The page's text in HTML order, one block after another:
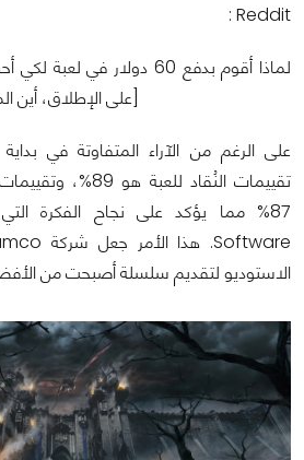
Reddit :
على الرغم من الآراء المتفاوتة في
تقييمات النُقاد
الاستوديو لتقديم سلسلة أصبحت من